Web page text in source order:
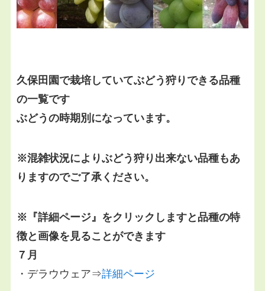
久保田園で栽培していてぶどう狩りできる品種
の一覧です
ぶどうの時期別になっています。
※混雑状況によりぶどう狩り出来ない品種もあ
りますのでご了承ください。
※『詳細ページ』をクリックしますと品種の特
徴と画像を見ることができます
７月
・デラウウェア⇒詳細ページ